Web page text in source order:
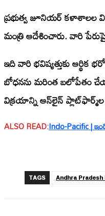
ప్రభుత్వ జూనియర్ కళాశాలల
మంత్రి ఆదేశించారు. వారి
ఇది వారి భవిష్యత్తుకు ఆర్థిక
బోధనను మరింత బలోపేతం
విక్రయాన్ని ఆన్‌లైన్
ALSO READ:Indo-Pacific |
TAGS Andhra